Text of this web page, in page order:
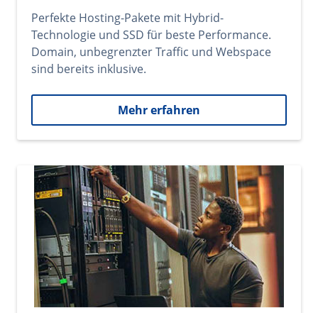
Perfekte Hosting-Pakete mit Hybrid-
Technologie und SSD für beste Performance.
Domain, unbegrenzter Traffic und Webspace
sind bereits inklusive.
Mehr erfahren